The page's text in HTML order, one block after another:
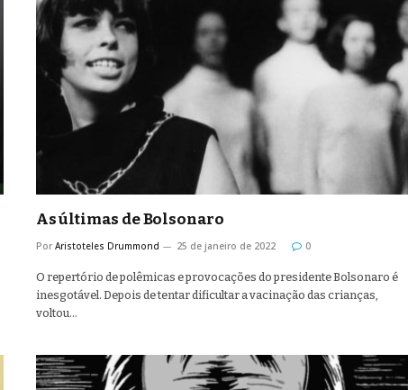
As últimas de Bolsonaro
Por Aristoteles Drummond 25 de janeiro de 2022 0
O repertório de polêmicas e provocações do presidente Bolsonaro é
inesgotável. Depois de tentar dificultar a vacinação das crianças,
voltou…